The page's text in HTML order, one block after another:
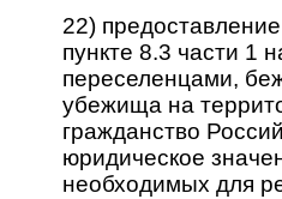
22)
пункте 8.3 части 1
переселенцами,
убежища на
гражданство
юридическое
необходимых для